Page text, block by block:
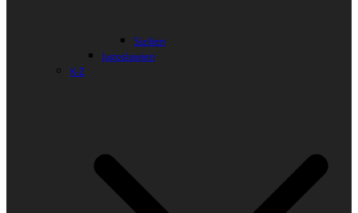
Sizilien
Jugoslawien
K-Z